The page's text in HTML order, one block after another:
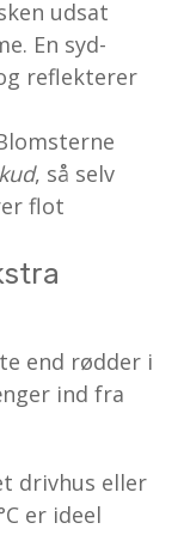
udsat
En syd-
reflekterer
, så selv
flot
end rødder i
ind fra
drivhus eller
er ideel